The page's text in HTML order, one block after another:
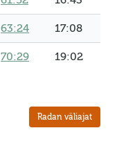
63:24 17:08
70:29 19:02
Radan väliajat